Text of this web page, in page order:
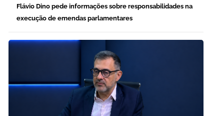
Flávio Dino pede informações sobre responsabilidades na
execução de emendas parlamentares